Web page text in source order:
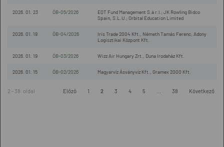
2026. 01. 23 ÖB-05/2026
EQT Fund Management S.à r.l.; JK Rowling Bidco
Spain, S.L.U.; Orbital Education Limited
2026. 01. 19 ÖB-04/2026
Iris Trade 2004 Kft., Németh Tamás Ferenc, Adony
Logisztikai Központ Kft.
2026. 01. 19 ÖB-03/2026 Wizz Air Hungary Zrt., Duna Irodaház Kft.
2026. 01. 15 ÖB-02/2026 Magyarvíz Ásványvíz Kft., Gramex 2000 Kft.
2 - 38. oldal Előző 1 2 3 4 5 38 Következő